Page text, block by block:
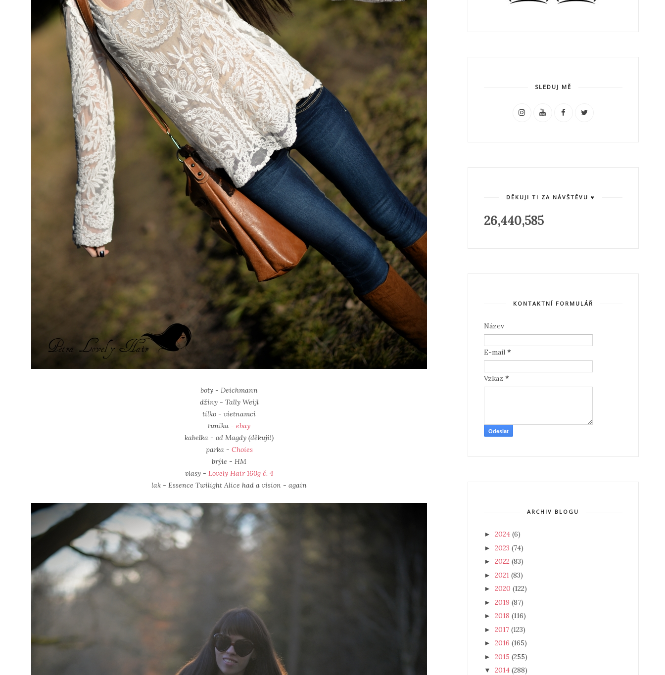
boty - Deichmann
džíny - Tally Weijl
tílko - vietnamci
tunika - ebay
kabelka - od Magdy (děkuji!)
parka - Choies
brýle - HM
vlasy -Lovely Hair 160g č. 4
lak - Essence Twilight Alice had a vision - again
SLEDUJ MĚ
DĚKUJI TI ZA NÁVŠTĚVU ♥
26,440,585
KONTAKTNÍ FORMULÁŘ
Název
E-mail *
Vzkaz *
ARCHIV BLOGU
► 2024 (6)
► 2023 (74)
► 2022 (83)
► 2021 (83)
► 2020 (122)
► 2019 (87)
► 2018 (116)
► 2017 (123)
► 2016 (165)
► 2015 (255)
▼ 2014 (288)